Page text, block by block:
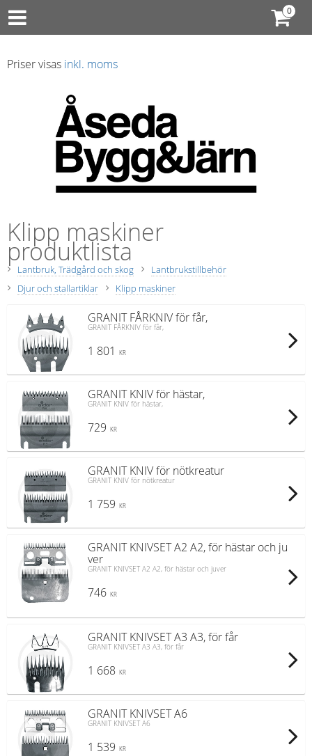
Priser visas inkl. moms
Klipp maskiner
produktlista
Lantbruk, Trädgård och skog
Lantbrukstillbehör
Djur och stallartiklar
Klipp maskiner
GRANIT FÅRKNIV för får,
GRANIT FÅRKNIV för får,
1 801 KR
GRANIT KNIV för hästar,
GRANIT KNIV för hästar,
729 KR
GRANIT KNIV för nötkreatur
GRANIT KNIV för nötkreatur
1 759 KR
GRANIT KNIVSET A2 A2, för hästar och ju
ver
GRANIT KNIVSET A2 A2, för hästar och juver
746 KR
GRANIT KNIVSET A3 A3, för får
GRANIT KNIVSET A3 A3, för får
1 668 KR
GRANIT KNIVSET A6
GRANIT KNIVSET A6
1 539 KR